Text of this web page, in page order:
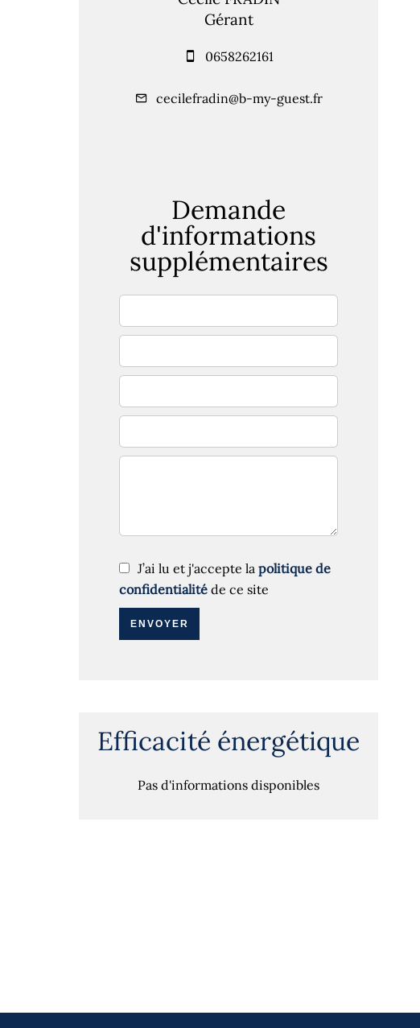
Gérant
0658262161
cecilefradin@b-my-guest.fr
Demande
d'informations
supplémentaires
J’ai lu et j'accepte la politique de
confidentialité de ce site
ENVOYER
Efficacité énergétique
Pas d'informations disponibles